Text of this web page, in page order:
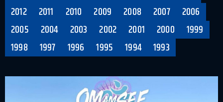
2012
2011 2010 2009 2008 2007
2006
2005
2004 2003 2002 2001 2000
1999
1998
1997 1996 1995 1994 1993